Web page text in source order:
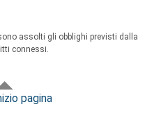
assolti gli obblighi previsti dalla
connessi.
pagina